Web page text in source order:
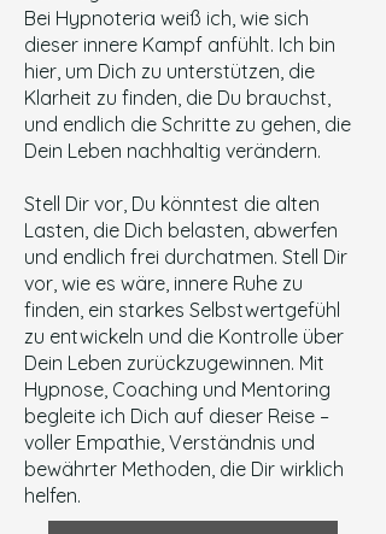
Bei Hypnoteria weiß ich, wie sich
dieser innere Kampf anfühlt. Ich bin
hier, um Dich zu unterstützen, die
Klarheit zu finden, die Du brauchst,
und endlich die Schritte zu gehen, die
Dein Leben nachhaltig verändern.
Stell Dir vor, Du könntest die alten
Lasten, die Dich belasten, abwerfen
und endlich frei durchatmen. Stell Dir
vor, wie es wäre, innere Ruhe zu
finden, ein starkes Selbstwertgefühl
zu entwickeln und die Kontrolle über
Dein Leben zurückzugewinnen. Mit
Hypnose, Coaching und Mentoring
begleite ich Dich auf dieser Reise –
voller Empathie, Verständnis und
bewährter Methoden, die Dir wirklich
helfen.